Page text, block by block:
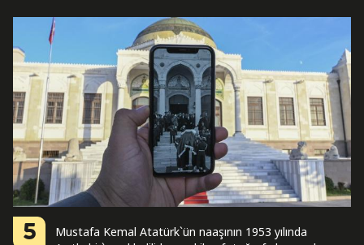
5
Mustafa Kemal Atatürk`ün naaşının 1953 yılında